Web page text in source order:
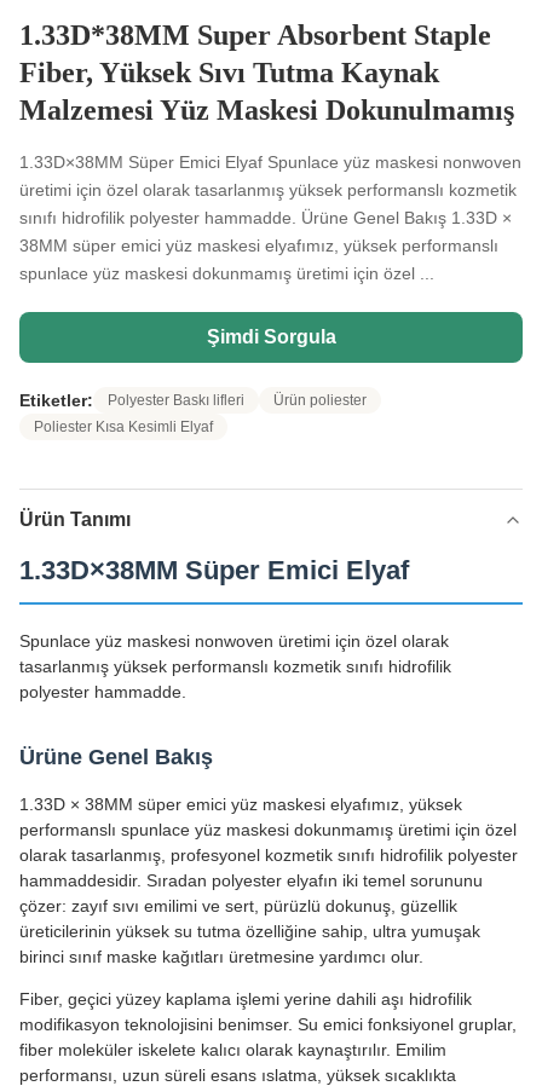
1.33D*38MM Super Absorbent Staple
Fiber, Yüksek Sıvı Tutma Kaynak
Malzemesi Yüz Maskesi Dokunulmamış
1.33D×38MM Süper Emici Elyaf Spunlace yüz maskesi nonwoven
üretimi için özel olarak tasarlanmış yüksek performanslı kozmetik
sınıfı hidrofilik polyester hammadde. Ürüne Genel Bakış 1.33D ×
38MM süper emici yüz maskesi elyafımız, yüksek performanslı
spunlace yüz maskesi dokunmamış üretimi için özel ...
Şimdi Sorgula
Etiketler: Polyester Baskı lifleri
Ürün poliester
Poliester Kısa Kesimli Elyaf
Ürün Tanımı
1.33D×38MM Süper Emici Elyaf
Spunlace yüz maskesi nonwoven üretimi için özel olarak
tasarlanmış yüksek performanslı kozmetik sınıfı hidrofilik
polyester hammadde.
Ürüne Genel Bakış
1.33D × 38MM süper emici yüz maskesi elyafımız, yüksek
performanslı spunlace yüz maskesi dokunmamış üretimi için özel
olarak tasarlanmış, profesyonel kozmetik sınıfı hidrofilik polyester
hammaddesidir. Sıradan polyester elyafın iki temel sorununu
çözer: zayıf sıvı emilimi ve sert, pürüzlü dokunuş, güzellik
üreticilerinin yüksek su tutma özelliğine sahip, ultra yumuşak
birinci sınıf maske kağıtları üretmesine yardımcı olur.
Fiber, geçici yüzey kaplama işlemi yerine dahili aşı hidrofilik
modifikasyon teknolojisini benimser. Su emici fonksiyonel gruplar,
fiber moleküler iskelete kalıcı olarak kaynaştırılır. Emilim
performansı, uzun süreli esans ıslatma, yüksek sıcaklıkta